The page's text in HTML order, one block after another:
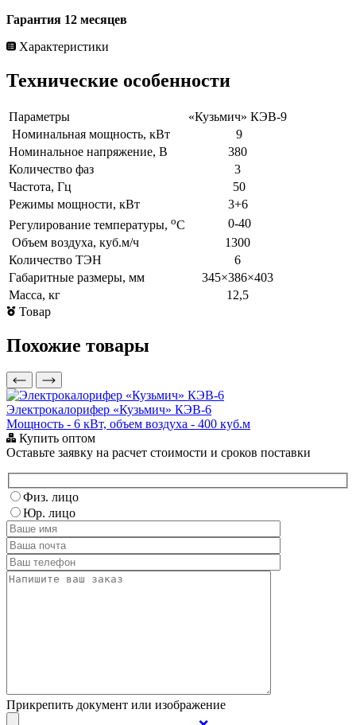
Гарантия 12 месяцев
Характеристики
Технические особенности
Параметры
«Кузьмич» КЭВ-9
Номинальная мощность, кВт
9
Номинальное напряжение, В
380
Количество фаз
3
Частота, Гц
50
Режимы мощности, кВт
3+6
Регулирование температуры, оС
0-40
Объем воздуха, куб.м/ч
1300
Количество ТЭН
6
Габаритные размеры, мм
345×386×403
Масса, кг
12,5
Товар
Похожие товары
Электрокалорифер «Кузьмич» КЭВ-6
Мощность - 6 кВт, объем воздуха - 400 куб.м
Купить оптом
Оставьте заявку на расчет стоимости и сроков поставки
Физ. лицо
Юр. лицо
Прикрепить документ или изображение